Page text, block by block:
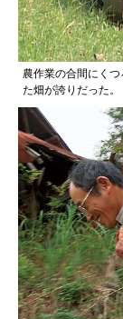
農作業の合間にく
た畑が誇りだった。